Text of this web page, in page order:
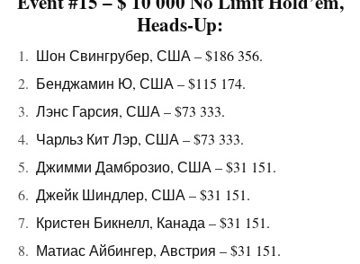
Heads-Up:
Шон Свингрубер, США – $186 356.
Бенджамин Ю, США – $115 174.
Лэнс Гарсия, США – $73 333.
Чарльз Кит Лэр, США – $73 333.
Джимми Дамброзио, США – $31 151.
Джейк Шиндлер, США – $31 151.
Кристен Бикнелл, Канада – $31 151.
Матиас Айбингер, Австрия – $31 151.